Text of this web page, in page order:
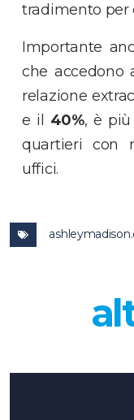
tradimento per
Importante
che accedono
relazione
e il 40%, è
quartieri con
uffici.